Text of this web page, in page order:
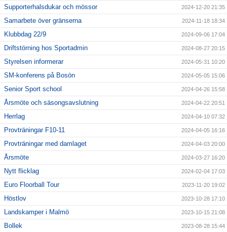
Supporterhalsdukar och mössor 2024-12-20 21:35
Samarbete över gränserna 2024-11-18 18:34
Klubbdag 22/9 2024-09-06 17:04
Driftstörning hos Sportadmin 2024-08-27 20:15
Styrelsen informerar 2024-05-31 10:20
SM-konferens på Bosön 2024-05-05 15:06
Senior Sport school 2024-04-26 15:58
Årsmöte och säsongsavslutning 2024-04-22 20:51
Herrlag 2024-04-10 07:32
Provträningar F10-11 2024-04-05 16:16
Provträningar med damlaget 2024-04-03 20:00
Årsmöte 2024-03-27 16:20
Nytt flicklag 2024-02-04 17:03
Euro Floorball Tour 2023-11-20 19:02
Höstlov 2023-10-28 17:10
Landskamper i Malmö 2023-10-15 21:08
Bollek 2023-08-28 15:44